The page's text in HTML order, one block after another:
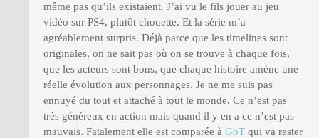
même pas qu’ils existaient. J’ai vu le fils jouer au jeu
vidéo sur PS4, plutôt chouette. Et la série m’a
agréablement surpris. Déjà parce que les timelines sont
originales, on ne sait pas où on se trouve à chaque fois,
que les acteurs sont bons, que chaque histoire amène une
réelle évolution aux personnages. Je ne me suis pas
ennuyé du tout et attaché à tout le monde. Ce n’est pas
très généreux en action mais quand il y en a ce n’est pas
mauvais. Fatalement elle est comparée à GoT qui va rester